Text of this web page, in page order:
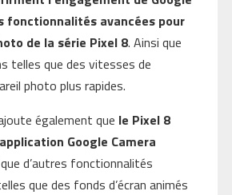
fonctionnalités avancées pour
de la série Pixel 8. Ainsi que
telles que des vitesses de
photo plus rapides.
également que le Pixel 8
Google Camera
d’autres fonctionnalités
que des fonds d’écran animés